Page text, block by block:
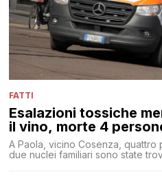
FATTI
Esalazioni tossiche
il vino, morte 4
A Paola, vicino Cosenza, quattro
due nuclei familiari sono state